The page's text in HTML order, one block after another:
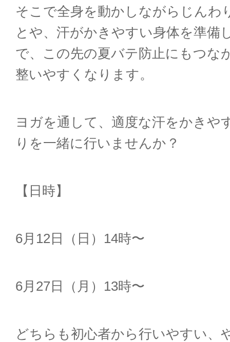
そこで全身を動かしながらじんわ
とや、汗がかきやすい身体を準備
で、この先の夏バテ防止にもつな
整いやすくなります。
ヨガを通して、適度な汗をかきや
りを一緒に行いませんか？
【日時】
6月 12日（日） 14時〜
6月 27日（月） 13時〜
どちらも初心者から行いやすい、